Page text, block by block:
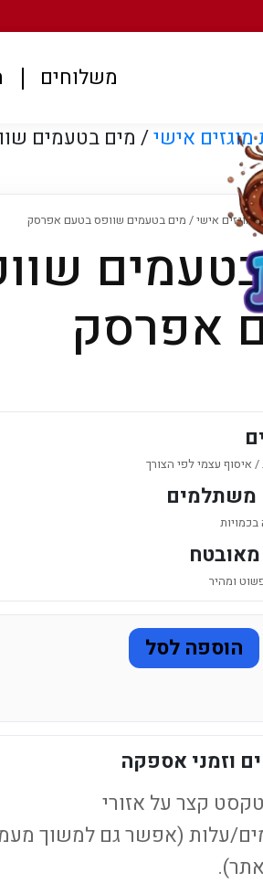
1. מים בטעמים שוופס בטעם אפרסק
משלוחים
אישי/ מים בטעמים
מוגזים אישי/ מים בטעמים שוופס בטעם אפרסק
אפרסק
איסוף עצמי לפי הצורך
משתלמים
ומהיר
הוספה לסל
וזמני אספקה
קצר על אזורי
עלות (אפשר גם למשוך